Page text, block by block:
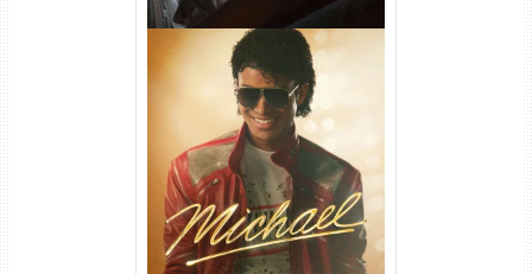
Michael Torrent (2026) WEB-
DL 1080p/4K Dual Áudio